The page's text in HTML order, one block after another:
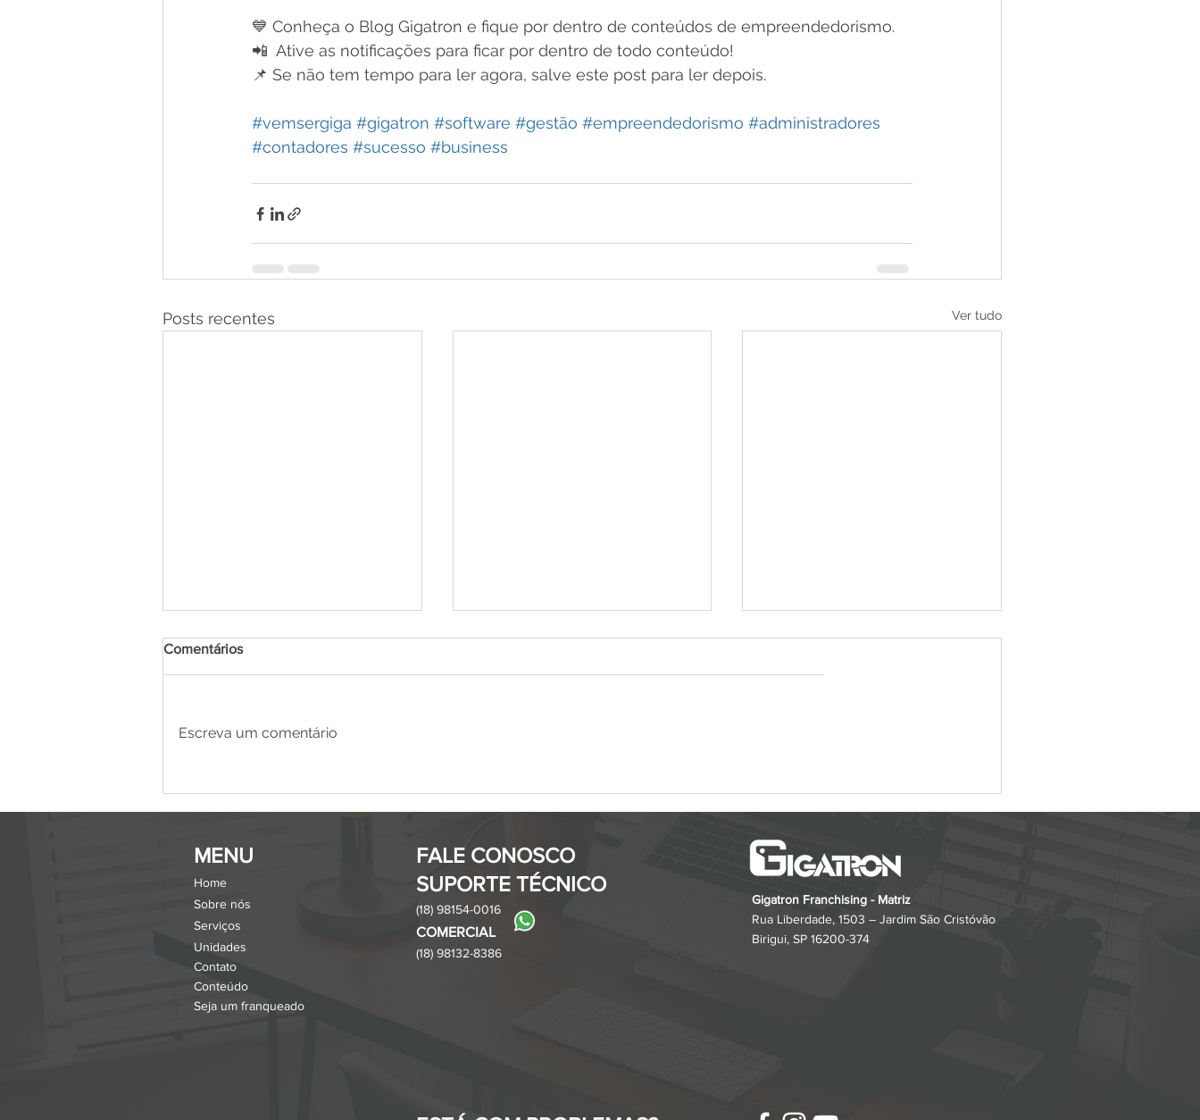
💙 Conheça o Blog Gigatron e fique por dentro de conteúdos de empreendedorismo.
📲  Ative as notificações para ficar por dentro de todo conteúdo!
📌 Se não tem tempo para ler agora, salve este post para ler depois.
#vemsergiga #gigatron #software #gestão #empreendedorismo #administradores
#contadores #sucesso #business
Posts recentes Ver tudo
Comentários
Escreva um comentário
MENU
Home
Sobre nós
Serviços
Unidades
Contato
Conteúdo
Seja um franqueado
FALE CONOSCO
SUPORTE TÉCNICO
(18) 98154-0016
COMERCIAL
(18) 98132-8386
Gigatron Franchising - Matriz
Rua Liberdade, 1503 – Jardim São Cristóvão
Birigui, SP 16200-374